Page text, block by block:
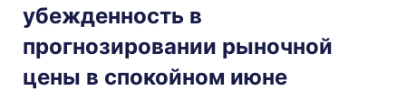
убежденность в
прогнозировании рыночной
цены в спокойном июне